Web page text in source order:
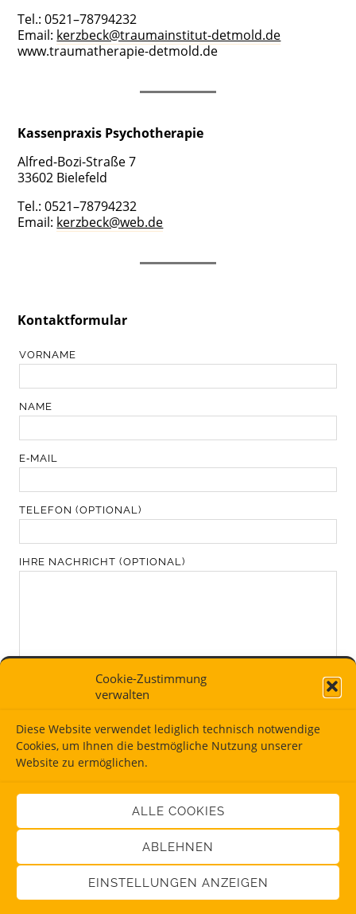
Cookie-Zustimmung
verwalten
Diese Website verwendet lediglich technisch notwendige
Cookies, um Ihnen die bestmögliche Nutzung unserer
Website zu ermöglichen.
ALLE COOKIES
ABLEHNEN
EINSTELLUNGEN ANZEIGEN
Tel.: 0521–78794232
Email: kerzbeck@traumainstitut-detmold.de
www.traumatherapie-detmold.de
Kas­sen­pra­xis Psy­cho­the­ra­pie
Alfred-Bozi-Stra­ße 7
33602 Bie­le­feld
Tel.: 0521–78794232
Email: kerzbeck@web.de
Kon­takt­for­mu­lar
VE
FIELD BLANK
VOR­NA­ME
NAME
E‑MAIL
TELE­FON (OPTIO­NAL)
IHRE NACH­RICHT (OPTIO­NAL)
DATEN­SCHUTZ­HIN­WEIS
ANFRA­GE GEANT­WOR­TET WER­DEN KANN.ZUR DATEN­SCHUTZ­
ER­KLÄ­RUNG.